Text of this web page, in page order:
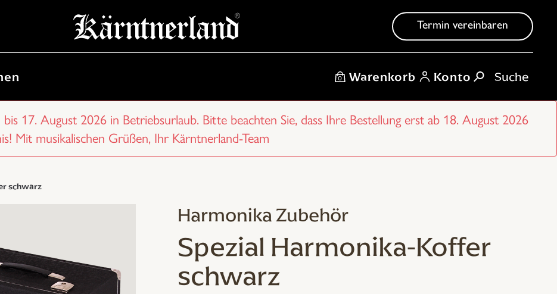
Termin vereinbaren
Warenkorb
0 Konto
17. August 2026 in Betriebsurlaub. Bitte beachten Sie, dass Ihre Bestellung erst ab 18. August 2026
Mit musikalischen Grüßen, Ihr Kärntnerland-Team
schwarz
Harmonika Zubehör
Spezial Harmonika-Koffer
schwarz